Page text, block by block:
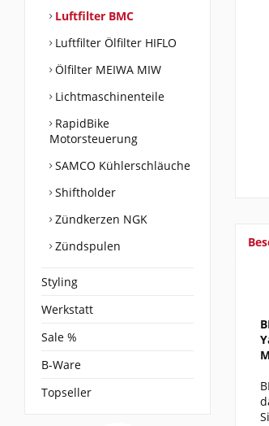
Luftfilter BMC
Luftfilter Ölfilter HIFLO
Ölfilter MEIWA MIW
Lichtmaschinenteile
RapidBike
Motorsteuerung
SAMCO Kühlerschläuche
Shiftholder
Zündkerzen NGK
Zündspulen
Styling
Werkstatt
Sale %
B-Ware
Topseller